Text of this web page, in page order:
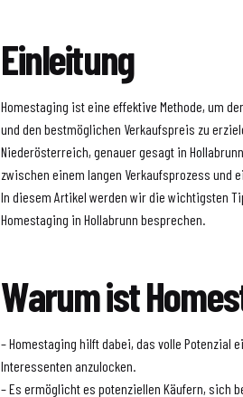
Einleitung
Homestaging ist eine effektive Methode, um
und den bestmöglichen Verkaufspreis zu
Niederösterreich, genauer gesagt in
zwischen einem langen Verkaufsprozess und
In diesem Artikel werden wir die wichtigsten
Homestaging in Hollabrunn besprechen.
Warum ist
– Homestaging hilft dabei, das volle Potenzial
Interessenten anzulocken.
– Es ermöglicht es potenziellen Käufern, sich